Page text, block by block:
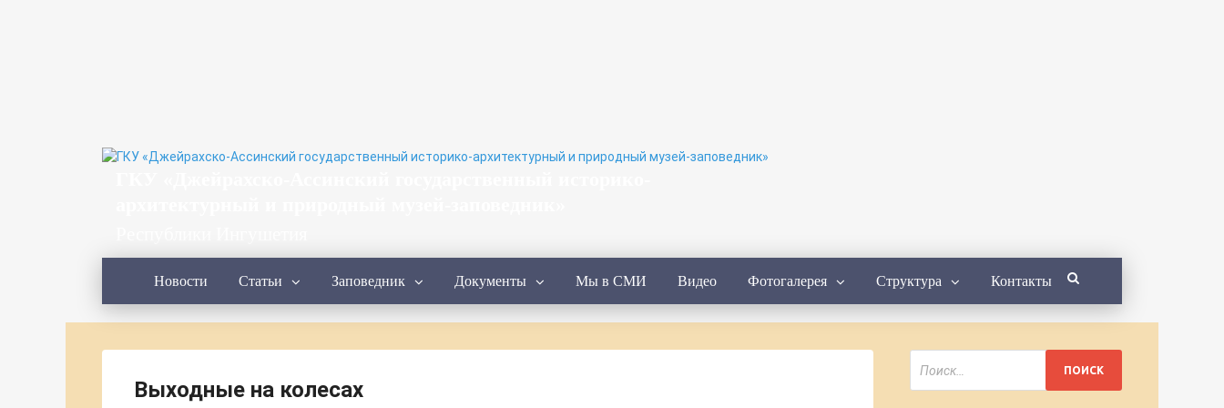
Новости Статьи Заповедник Документы Мы в СМИ Видео Фотогалерея Структура Контакты
Выходные на колесах